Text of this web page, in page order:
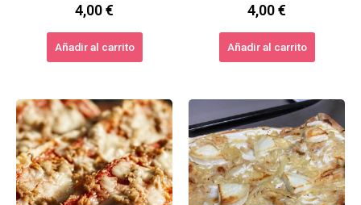
4,00€
Añadir al carrito
4,00€
Añadir al carrito